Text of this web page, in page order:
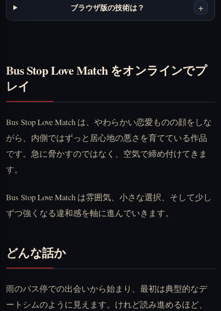
ブラウザ版の技術は？ +
Bus Stop Love Match をオンラインでプ
レイ
Bus Stop Love Match は、やわらかい恋愛ものの顔をしな
がら、内側ではずっと居心地の悪さを育てている作品
です。急に脅かすのではなく、空気で締め付けてきま
す。
Bus Stop Love Match は雰囲気、小さな選択、そして少し
ずつ強くなる違和感を軸に進んでいきます。
どんな話か
雨のバス停での出会いから始まり、最初は典型的なデ
ートシムのように見えます。けれど読み進めるほど、